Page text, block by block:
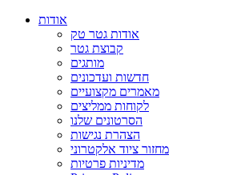
אודות
אודות גטר טק
קבוצת גטר
מותגים
חדשות ועדכונים
מאמרים מקצועיים
לקוחות ממליצים
הסרטונים שלנו
הצהרת נגישות
מחזור ציוד אלקטרוני
מדיניות פרטיות